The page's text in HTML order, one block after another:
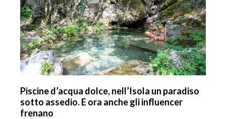
Piscine d’acqua dolce, nell’Isola un paradiso
sotto assedio. E ora anche gli influencer
frenano